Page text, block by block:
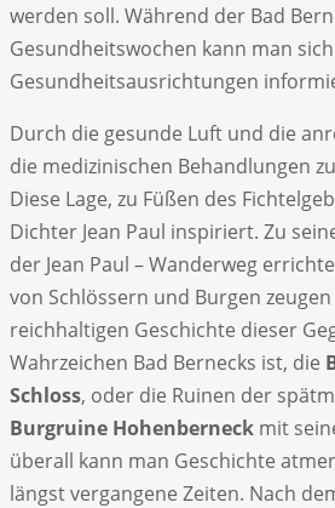
werden soll. Während der Bad
Gesundheitswochen kann man
Gesundheitsausrichtungen
Durch die gesunde Luft und die
die medizinischen Behandlungen
Diese Lage, zu Füßen des
Dichter Jean Paul inspiriert. Zu
der Jean Paul – Wanderweg
von Schlössern und Burgen
reichhaltigen Geschichte dieser
Wahrzeichen Bad Bernecks ist, die
Schloss, oder die Ruinen der
Burgruine Hohenberneck mit
überall kann man Geschichte
längst vergangene Zeiten. Nach